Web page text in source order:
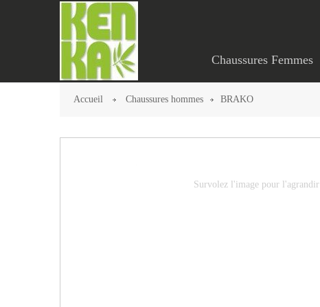
Chaussures Femmes
Accueil Chaussures hommes BRAKO
Survolez l'image pour l'agrandir